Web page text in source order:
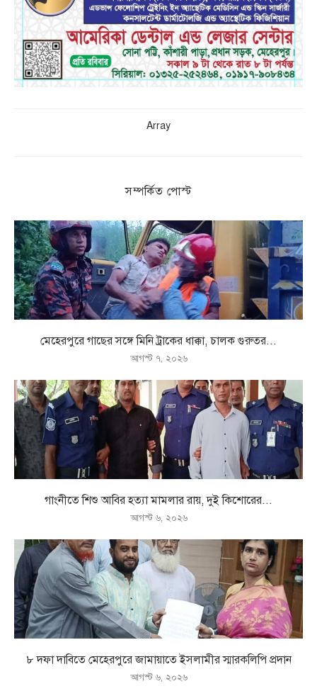
Array
সম্পর্কিত পোস্ট
মেহেরপুরে গাছের সঙ্গে মিনি ট্রাকের ধাক্কা, চালক গুরুতর...
আগস্ট ৭, ২০২৬
গাংনীতে শিশু আবির হত্যা মামলার রায়, দুই কিশোরের...
আগস্ট ৬, ২০২৬
৮ দফা দাবিতে মেহেরপুরে জামায়াতে ইসলামীর স্মারকলিপি প্রদান
আগস্ট ৬, ২০২৬